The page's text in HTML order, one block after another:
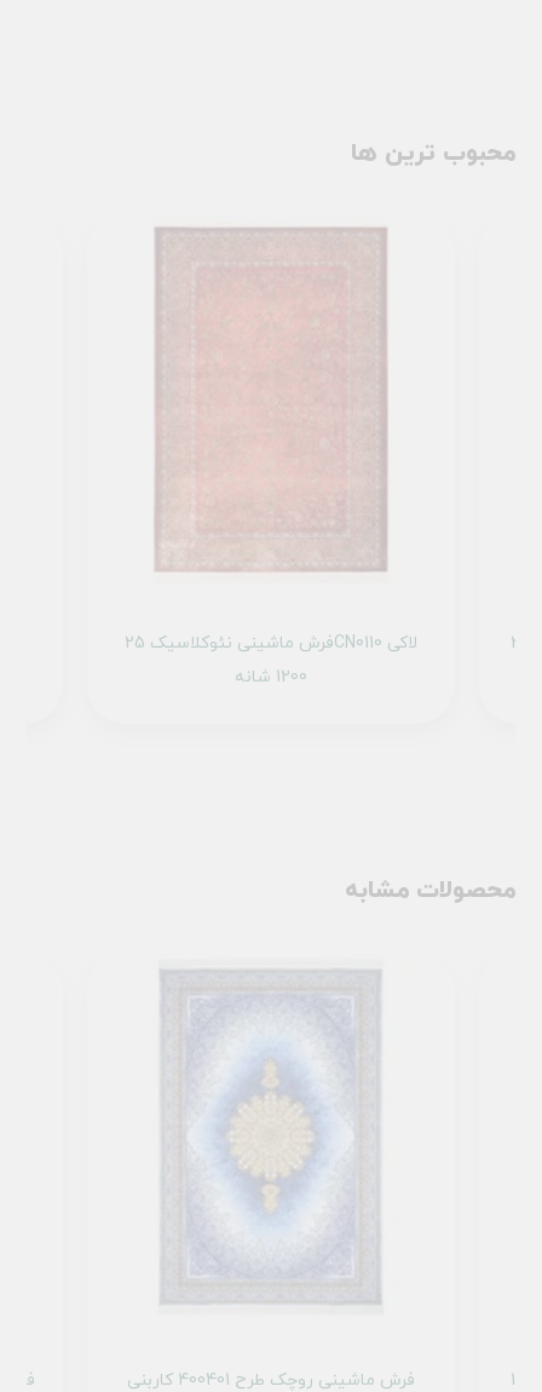
محبوب ترین ها
فرش ماشینی نئوکلاسیک 25CN0110 لاکی
1200 شانه
فرش ماشینی میراث کد 25NM0000 خزه ای
محصولات مشابه
فرش ماشینی روچک طرح 400401 کاربنی فرش ماشینی روچک طرح 400401 آبی 1200